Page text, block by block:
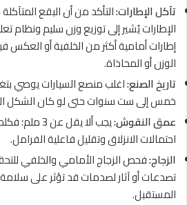
تآكل الإطارات:التأكد من أن البقع
الإطارات يُشير إلى توزيع وزن سليم ونظام
إطارات أمامية أكثر من الخلفية أو العكس
الوزن أو المحاذاة.
تاريخ الصنع:اغلب منصع السيارات يوصي
خمس إلى ست سنوات حتى لو كان الشكل
عمق النقوش:
يجب ألا يقل
احتمالات الانزلاق وتقليل فاعلية الفرامل.
الزجاج:فحص الزجاج الأمامي والخلفي
تصدعات أو آثار لصدمات قد تؤثر على
المستقبل.